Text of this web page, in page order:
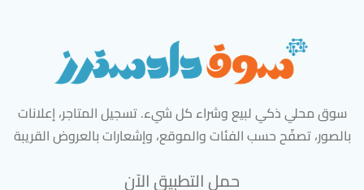
سوق محلي ذكي لبيع وشراء كل شيء. تسجيل المتاجر، إعلانات
بالصور، تصفّح حسب الفئات والموقع، وإشعارات بالعروض القريبة
حمل التطبيق الآن